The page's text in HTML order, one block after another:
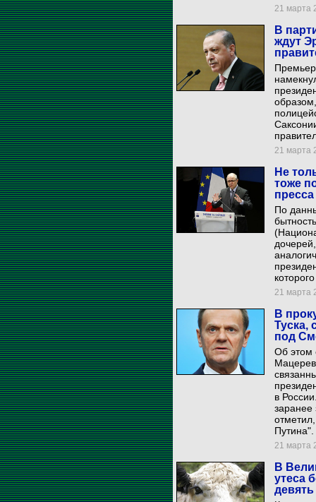
21 марта
В
ждут
21 марта
Не
тоже
пресса
По
21 марта
В
Туска,
под
Об этом
в
заранее
Путина".
21 марта
В
утеса